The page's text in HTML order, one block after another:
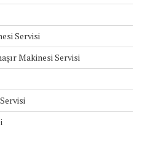
Servisi
Makinesi Servisi